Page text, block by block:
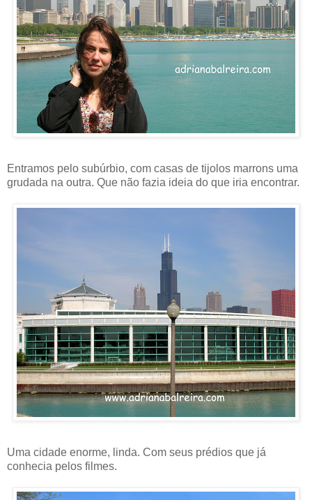
Entramos pelo subúrbio, com casas de tijolos marrons uma
grudada na outra. Que não fazia ideia do que iria encontrar.
Uma cidade enorme, linda. Com seus prédios que já
conhecia pelos filmes.